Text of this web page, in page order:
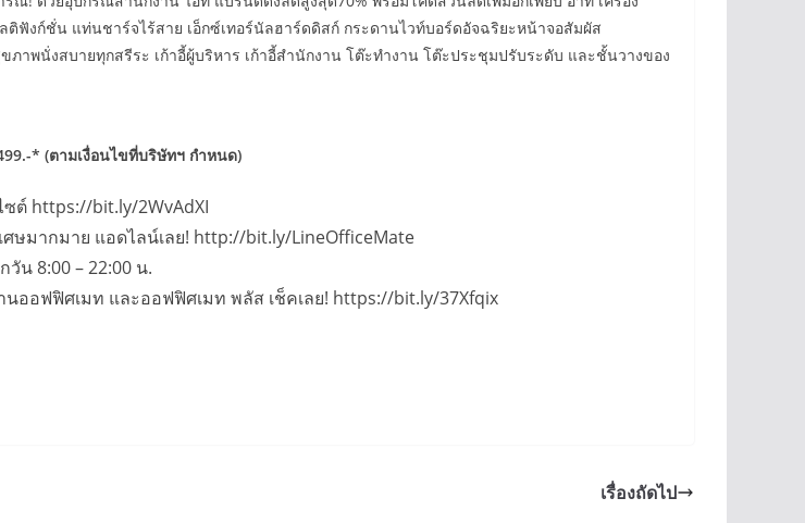
ฟังก์ชั่น แท่นชาร์จไร้สาย เอ็กซ์เทอร์นัลฮาร์ดดิสก์ กระดานไวท์บอร์ดอัจฉริยะหน้าจอสัมผัส
าพนั่งสบายทุกสรีระ เก้าอี้ผู้บริหาร เก้าอี้สำนักงาน โต๊ะทำงาน โต๊ะประชุมปรับระดับ และชั้นวางของ
* (ตามเงื่อนไขที่บริษัทฯ กำหนด)
ต์ https://bit.ly/2WvAdXI
ษมากมาย แอดไลน์เลย! http://bit.ly/LineOfficeMate
น 8:00 – 22:00 น.
อฟฟิศเมท และออฟฟิศเมท พลัส เช็คเลย! https://bit.ly/37Xfqix
เรื่องถัดไป